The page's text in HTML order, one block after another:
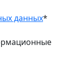
данных*